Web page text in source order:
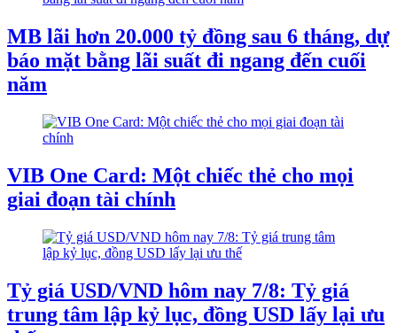
MB lãi hơn 20.000 tỷ đồng sau 6 tháng, dự
báo mặt bằng lãi suất đi ngang đến cuối
năm
VIB One Card: Một chiếc thẻ cho mọi
giai đoạn tài chính
Tỷ giá USD/VND hôm nay 7/8: Tỷ giá
trung tâm lập kỷ lục, đồng USD lấy lại ưu